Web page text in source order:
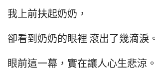
我上前扶起奶奶，
卻看到奶奶的眼裡 滾出了幾滴淚。
眼前這一幕，實在讓人心生悲涼。